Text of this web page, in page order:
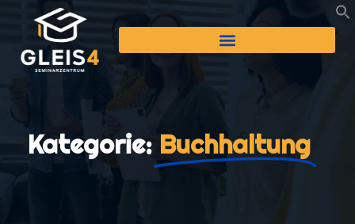
Kategorie: Buchhaltung